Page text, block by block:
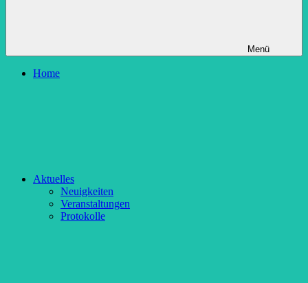
Menü
Home
Aktuelles
Neuigkeiten
Veranstaltungen
Protokolle